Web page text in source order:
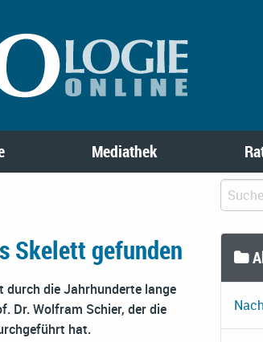
Mediathek
Skelett gefunden
durch die Jahrhunderte lange
Dr. Wolfram Schier, der die
hat.